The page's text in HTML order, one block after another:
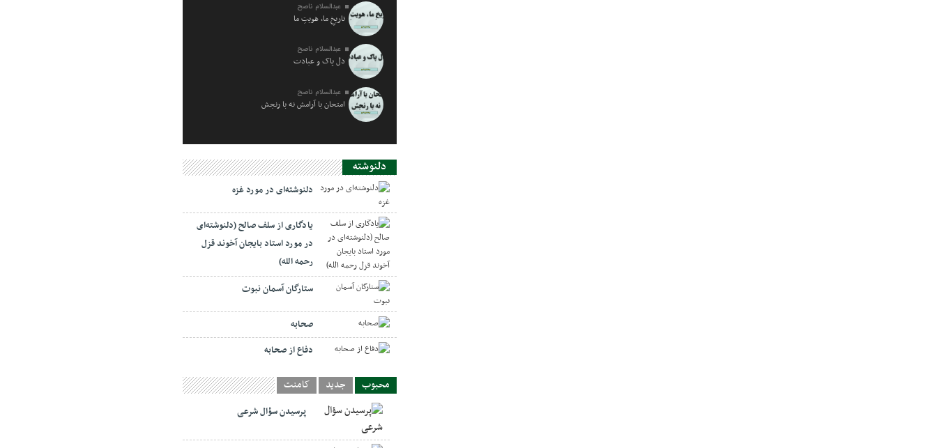
عبدالسلام ناصح
تاریخِ ما، هویتِ ما
عبدالسلام ناصح
دل پاک و عبادت
عبدالسلام ناصح
امتحان با آرامش نه با رنجش
دلنوشته
دلنوشته‌ای در مورد غزه
یادگاری از سلف صالح (دلنوشته‌ای
در مورد استاد بایجان آخوند قزل
رحمه الله)
ستارگان آسمان نبوت
صحابه
دفاع از صحابه
محبوب جدید کامنت
پرسیدن سؤال شرعی